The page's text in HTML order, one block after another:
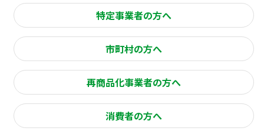
特定事業者の方へ
市町村の方へ
再商品化事業者の方へ
消費者の方へ